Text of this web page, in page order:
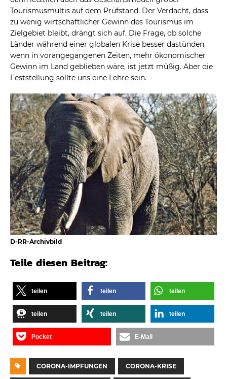
Tourismusmultis auf dem Prüfstand. Der Verdacht, dass
zu wenig wirtschaftlicher Gewinn des Tourismus im
Zielgebiet bleibt, drängt sich auf. Die Frage, ob solche
Länder während einer globalen Krise besser dastünden,
wenn in vorangegangenen Zeiten, mehr ökonomischer
Gewinn im Land geblieben wäre, ist jetzt müßig. Aber die
Feststellung sollte uns eine Lehre sein.
D-RR-Archivbild
Teile diesen Beitrag:
teilen teilen teilen
teilen teilen teilen
Pocket E-Mail
CORONA-IMPFUNGEN CORONA-KRISE